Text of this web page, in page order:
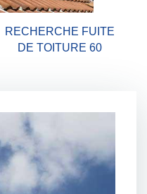
RECHERCHE FUITE
DE TOITURE 60